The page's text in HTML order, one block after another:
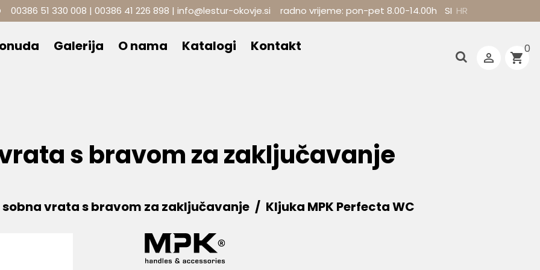
00386 51 330 008 | 00386 41 226 898 | info@lestur-okovje.si radno vrijeme: pon-pet 8.00-14.00h SI HR
Galerija O nama Katalogi Kontakt
 shopping_cart
0
s bravom za zaključavanje
sobna vrata s bravom za zaključavanje Kljuka MPK Perfecta WC